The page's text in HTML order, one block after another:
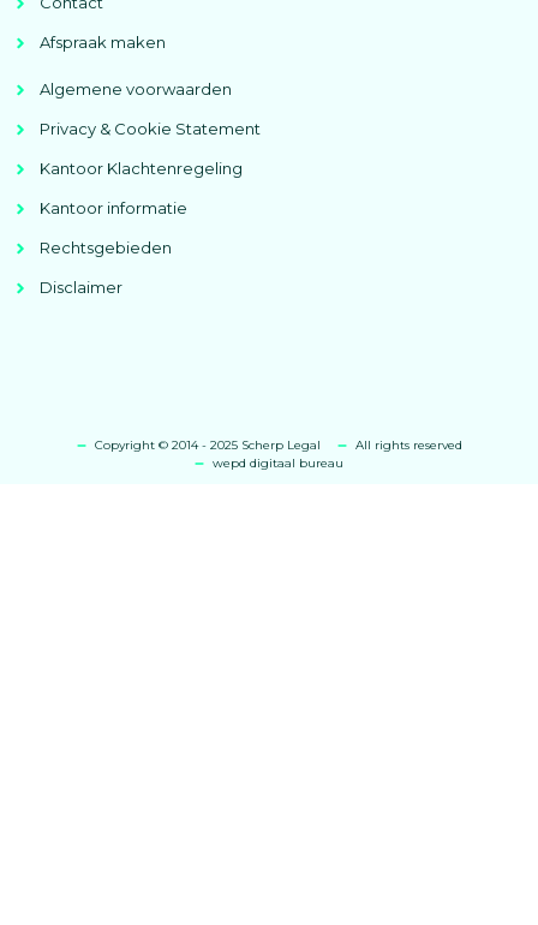
Afspraak maken
Algemene voorwaarden
Privacy & Cookie Statement
Kantoor Klachtenregeling
Kantoor informatie
Rechtsgebieden
Disclaimer
Copyright © 2014 - 2025 Scherp Legal
All rights reserved
wepd digitaal bureau